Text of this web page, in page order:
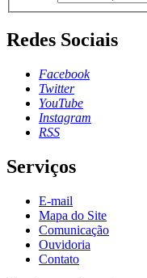
Redes Sociais
Facebook
Twitter
YouTube
Instagram
RSS
Serviços
E-mail
Mapa do Site
Comunicação
Ouvidoria
Contato